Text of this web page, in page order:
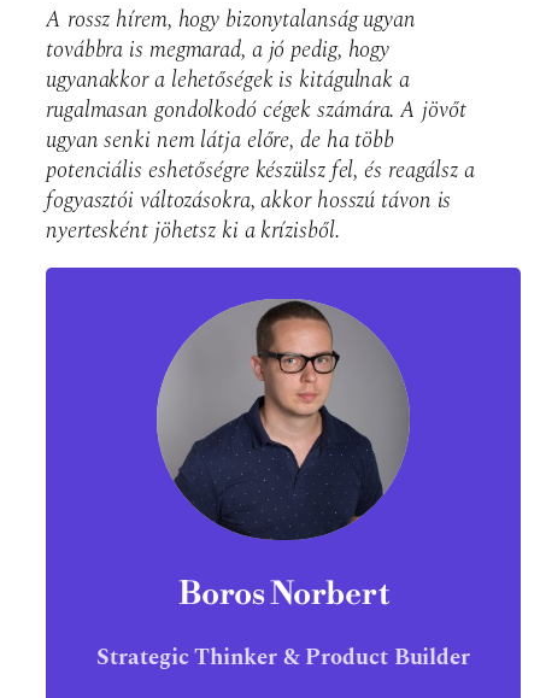
A rossz hírem, hogy bizonytalanság ugyan
továbbra is megmarad, a jó pedig, hogy
ugyanakkor a lehetőségek is kitágulnak a
rugalmasan gondolkodó cégek számára. A jövőt
ugyan senki nem látja előre, de ha több
potenciális eshetőségre készülsz fel, és reagálsz a
fogyasztói változásokra, akkor hosszú távon is
nyertesként jöhetsz ki a krízisből.
Boros Norbert
Strategic Thinker & Product Builder